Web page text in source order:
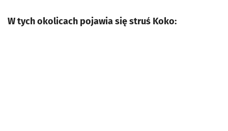
W tych okolicach pojawia się struś Koko: